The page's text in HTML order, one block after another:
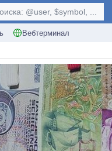
Вебтерминал
@user, $symbol, ...